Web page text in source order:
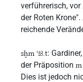
verführerisch, vor
der Roten
reichende
sḫm ꜥšꜣ.t:
der Präposition m
Dies ist jedoch